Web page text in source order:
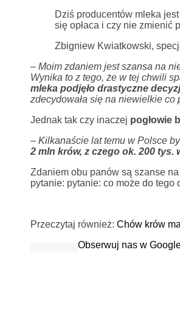
Dziś producentów mleka
się opłaca i czy nie zmienić
Zbigniew Kwiatkowski,
– Moim zdaniem jest szansa na
Wynika to z tego, że w tej chwili
mleka podjęło drastyczne
zdecydowała się na niewielkie co
Jednak tak czy inaczej pogłowie
– Kilkanaście lat temu w Polsce
2 mln krów, z czego ok. 200 tys.
Zdaniem obu panów są szanse
pytanie: pytanie: co może do tego
Przeczytaj również: Chów krów
Obserwuj nas w